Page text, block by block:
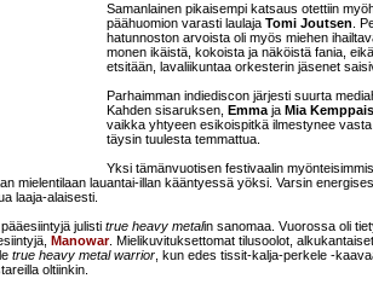
Samanlainen pikaisempi katsaus otettiin
päähuomion varasti laulaja Tomi Joutsen.
hatunnoston arvoista oli myös miehen
monen ikäistä, kokoista ja näköistä fania,
etsitään, lavaliikuntaa orkesterin jäsenet
Parhaimman indiediscon järjesti suurta
Kahden sisaruksen, Emmaja Mia
vaikka yhtyeen esikoispitkä ilmestynee
täysin tuulesta temmattua.
Yksi tämänvuotisen festivaalin
mielentilaan lauantai-illan kääntyessä yöksi. Varsin
laaja-alaisesti.
julisti true heavy metalin sanomaa. Vuorossa oli
Manowar. Mielikuvituksettomat tilusoolot,
true heavy metal warrior, kun edes tissit-kalja-perkele -
oltiinkin.